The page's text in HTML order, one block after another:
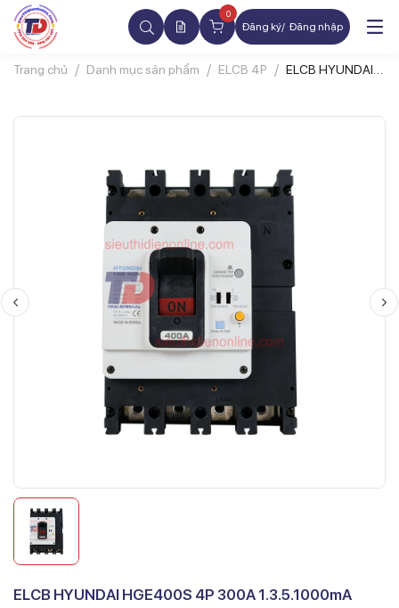
0
Đăng ký Đăng nhập
Trang chủ Danh mục sản phẩm ELCB 4P
ELCB HYUNDAI
ELCB HYUNDAI HGE400S 4P 300A 1.3.5.1000mA